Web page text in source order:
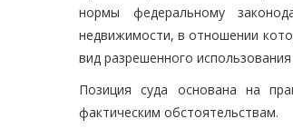
нормы федеральному
недвижимости, в отношении
вид разрешенного
Позиция суда основана на
фактическим обстоятельствам.